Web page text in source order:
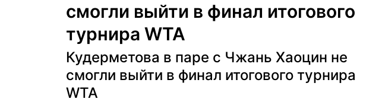
смогли выйти в финал итогового
турнира WTA
Кудерметова в паре с Чжань Хаоцин не
смогли выйти в финал итогового турнира
WTA